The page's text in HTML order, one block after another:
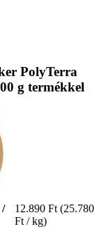
PolyTerra
g termékkel
/
12.890 Ft (25.780
Ft / kg)